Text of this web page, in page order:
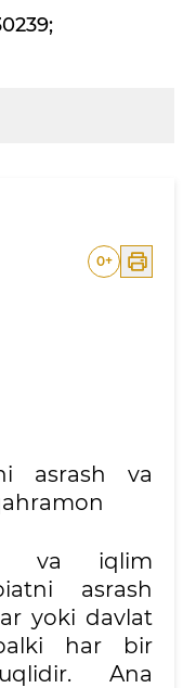
;
0+
asrash va
va iqlim
asrash
yoki davlat
har bir
Ana